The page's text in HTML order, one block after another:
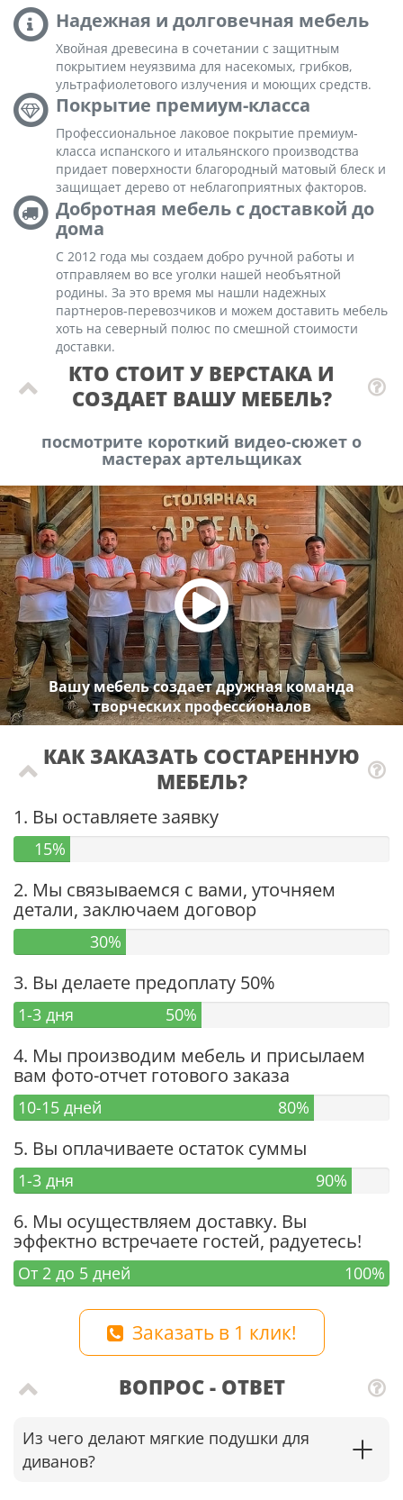
Надежная и долговечная мебель
Хвойная древесина в сочетании с защитным
покрытием неуязвима для насекомых, грибков,
ультрафиолетового излучения и моющих средств.
Покрытие премиум-класса
Профессиональное лаковое покрытие премиум-
класса испанского и итальянского производства
придает поверхности благородный матовый блеск и
защищает дерево от неблагоприятных факторов.
Добротная мебель с доставкой до
дома
С 2012 года мы создаем добро ручной работы и
отправляем во все уголки нашей необъятной
родины. За это время мы нашли надежных
партнеров-перевозчиков и можем доставить мебель
хоть на северный полюс по смешной стоимости
доставки.
КТО СТОИТ У ВЕРСТАКА И
СОЗДАЕТ ВАШУ МЕБЕЛЬ?
посмотрите короткий видео-сюжет о
мастерах артельщиках
Вашу мебель создает дружная команда
творческих профессионалов
КАК ЗАКАЗАТЬ СОСТАРЕННУЮ
МЕБЕЛЬ?
1. Вы оставляете заявку
15%
2. Мы связываемся с вами, уточняем
детали, заключаем договор
30%
3. Вы делаете предоплату 50%
1-3 дня 50%
4. Мы производим мебель и присылаем
вам фото-отчет готового заказа
10-15 дней 80%
5. Вы оплачиваете остаток суммы
1-3 дня 90%
6. Мы осуществляем доставку. Вы
эффектно встречаете гостей, радуетесь!
От 2 до 5 дней 100%
Заказать в 1 клик!
ВОПРОС - ОТВЕТ
Из чего делают мягкие подушки для
диванов?